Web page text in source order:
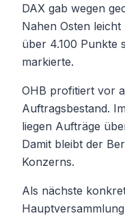
DAX gab wegen
Nahen Osten
über 4.100 Punkte
markierte.
OHB profitiert vor
Auftragsbestand.
liegen Aufträge
Damit bleibt der
Konzerns.
Als nächste